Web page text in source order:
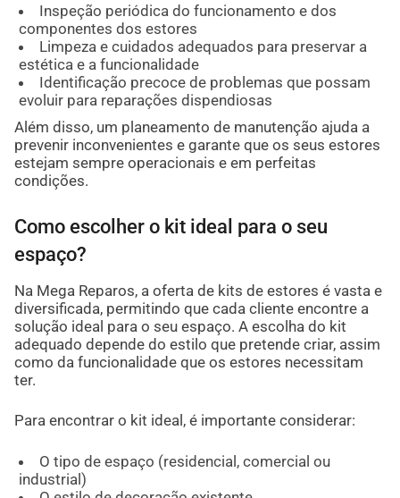
Inspeção periódica do funcionamento e dos
componentes dos estores
Limpeza e cuidados adequados para preservar a
estética e a funcionalidade
Identificação precoce de problemas que possam
evoluir para reparações dispendiosas
Além disso, um planeamento de manutenção ajuda a
prevenir inconvenientes e garante que os seus estores
estejam sempre operacionais e em perfeitas
condições.
Como escolher o kit ideal para o seu
espaço?
Na Mega Reparos, a oferta de kits de estores é vasta e
diversificada, permitindo que cada cliente encontre a
solução ideal para o seu espaço. A escolha do kit
adequado depende do estilo que pretende criar, assim
como da funcionalidade que os estores necessitam
ter.
Para encontrar o kit ideal, é importante considerar:
O tipo de espaço (residencial, comercial ou
industrial)